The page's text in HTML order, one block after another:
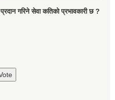
गरिने सेवा कतिको प्रभावकारी छ ?